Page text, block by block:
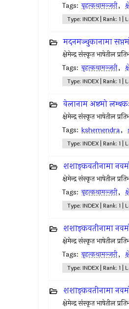
Tags: बृहत्कथामञ्जरी,
Type: INDEX | Rank: 1 |
मदनमञ्चुकानामा
क्षेमेन्द्र संस्कृत भाषेतील
Tags: बृहत्कथामञ्जरी,
Type: INDEX | Rank: 1 |
वेलानाम अष्टमो लम्बकः
क्षेमेन्द्र संस्कृत भाषेतील
Tags: kshemendra,
Type: INDEX | Rank: 1 |
शशाङ्कवतीनामा
क्षेमेन्द्र संस्कृत भाषेतील
Tags: बृहत्कथामञ्जरी,
Type: INDEX | Rank: 1 |
शशाङ्कवतीनामा
क्षेमेन्द्र संस्कृत भाषेतील
Tags: बृहत्कथामञ्जरी,
Type: INDEX | Rank: 1 |
शशाङ्कवतीनामा
क्षेमेन्द्र संस्कृत भाषेतील